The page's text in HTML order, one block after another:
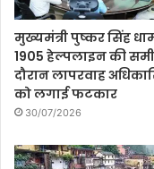
मुख्यमंत्री पुष्कर सिंह
1905 हेल्पलाइन की
दौरान लापरवाह
को लगाई फटकार
30/07/2026